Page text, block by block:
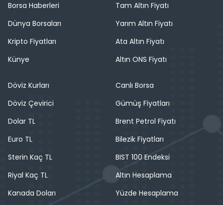
Borsa Haberleri
Dünya Borsaları
Kripto Fiyatları
Künye
Tam Altın Fiyatı
Yarım Altın Fiyatı
Ata Altın Fiyatı
Altın ONS Fiyatı
Döviz Kurları
Döviz Çevirici
Dolar TL
Euro TL
Sterin Kaç TL
Riyal Kaç TL
Kanada Doları
Canlı Borsa
Gümüş Fiyatları
Brent Petrol Fiyatı
Bilezik Fiyatları
BIST 100 Endeksi
Altın Hesaplama
Yüzde Hesaplama